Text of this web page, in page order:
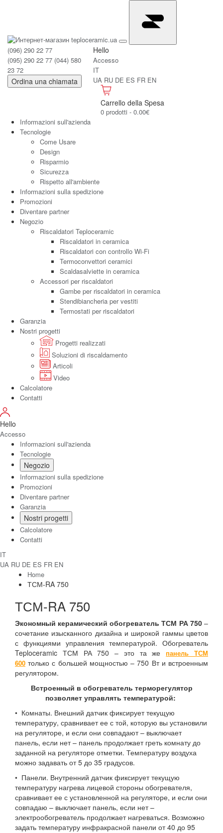
(096) 290 22 77
(095) 290 22 77 (044) 580
23 72
Ordina una chiamata
Hello
Accesso
IT
UA RU DE ES FR EN
Carrello della Spesa
0 prodotti - 0.00€
Informazioni sull'azienda
Tecnologie
Come Usare
Design
Risparmio
Sicurezza
Rispetto all'ambiente
Informazioni sulla spedizione
Promozioni
Diventare partner
Negozio
Riscaldatori Teploceramic
Riscaldatori in ceramica
Riscaldatori con controllo Wi-Fi
Termoconvettori ceramici
Scaldasalviette in ceramica
Accessori per riscaldatori
Gambe per riscaldatori in ceramica
Stendibiancheria per vestiti
Termostati per riscaldatori
Garanzia
Nostri progetti
Progetti realizzati
Soluzioni di riscaldamento
Articoli
Video
Calcolatore
Contatti
Hello
Accesso
Informazioni sull'azienda
Tecnologie
Negozio
Informazioni sulla spedizione
Promozioni
Diventare partner
Garanzia
Nostri progetti
Calcolatore
Contatti
IT
UA RU DE ES FR EN
Home
ТСМ-RA 750
ТСМ-RA 750
Экономный керамический обогреватель ТСМ РА 750–
сочетание изысканного дизайна и широкой гаммы цветов
с функциями управления температурой. Обогреватель
Teploceramic ТСМ РА 750 – это та жепанель ТСМ
600 только с большей мощностью – 750 Вт и встроенным
регулятором.
Встроенный в обогреватель терморегулятор
позволяет управлять температурой:
• Комнаты. Внешний датчик фиксирует текущую
температуру, сравнивает ее с той, которую вы установили
на регуляторе, и если они совпадают – выключает
панель, если нет – панель продолжает греть комнату до
заданной на регуляторе отметки. Температуру воздуха
можно задавать от 5 до 35 градусов.
• Панели. Внутренний датчик фиксирует текущую
температуру нагрева лицевой стороны обогревателя,
сравнивает ее с установленной на регуляторе, и если они
совпадаю – выключает панель, если нет –
электрообогреватель продолжает нагреваться. Возможно
задать температуру инфракрасной панели от 40 до 95